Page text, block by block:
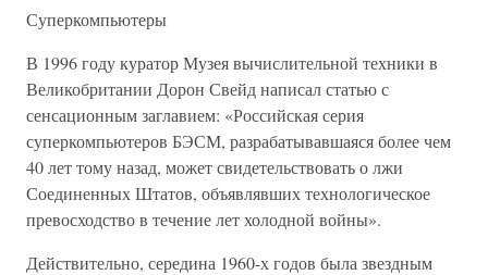
Суперкомпьютеры
В 1996 году куратор Музея вычислительной техники в
Великобритании Дорон Свейд написал статью с
сенсационным заглавием: «Российская серия
суперкомпьютеров БЭСМ, разрабатывавшаяся более чем
40 лет тому назад, может свидетельствовать о лжи
Соединенных Штатов, объявлявших технологическое
превосходство в течение лет холодной войны».
Действительно, середина 1960-х годов была звездным